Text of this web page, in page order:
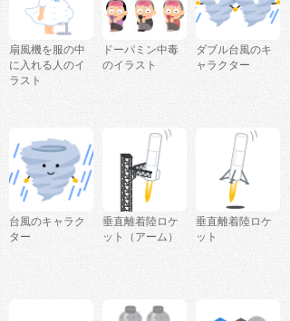
扇風機を服の中
に入れる人のイ
ラスト
ドーパミン中毒
のイラスト
ダブル台風のキ
ャラクター
台風のキャラク
ター
垂直離着陸ロケ
ット（アーム）
垂直離着陸ロケ
ット